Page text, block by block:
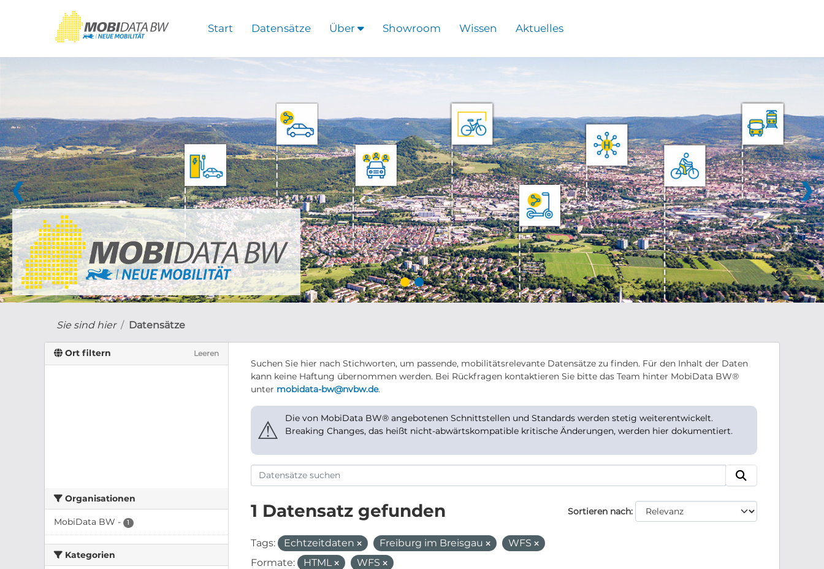
Start Datensätze Über Showroom Wissen Aktuelles
❮ ❯
Sie sind hier Datensätze
Ort filtern Leeren
Organisationen
MobiData BW - 1
Kategorien
Suchen Sie hier nach Stichworten, um passende, mobilitätsrelevante Datensätze zu finden. Für den Inhalt der Daten
kann keine Haftung übernommen werden. Bei Rückfragen kontaktieren Sie bitte das Team hinter MobiData BW®
unter mobidata-bw@nvbw.de.
⚠
Die von MobiData BW® angebotenen Schnittstellen und Standards werden stetig weiterentwickelt.
Breaking Changes, das heißt nicht-abwärtskompatible kritische Änderungen, werden hier dokumentiert.
Sortieren nach
1 Datensatz gefunden
Tags: Echtzeitdaten Freiburg im Breisgau
WFS
Formate:
HTML WFS